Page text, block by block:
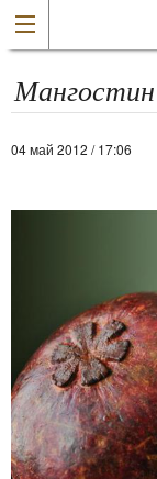
Мангостин
04 май 2012 / 17:06